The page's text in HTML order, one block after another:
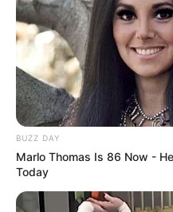
BUZZ DAY
Marlo Thomas Is 86 Now -
Today